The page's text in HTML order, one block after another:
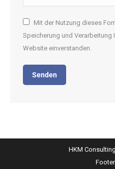
Mit der Nutzung dieses
Speicherung und Verarbeitung
Website einverstanden.
Senden
HKM